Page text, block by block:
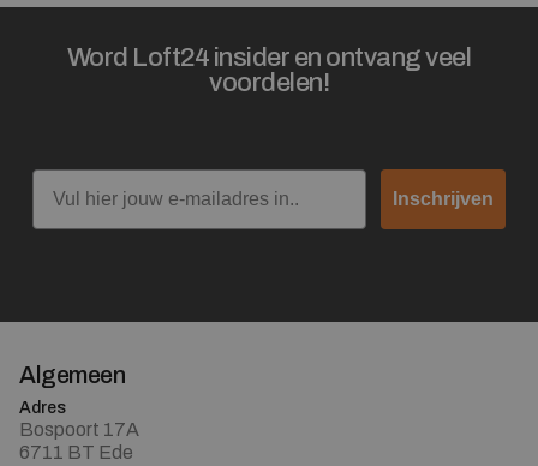
Word Loft24 insider en ontvang veel
voordelen!
Email
Inschrijven
Algemeen
Adres
Bospoort 17A
6711 BT Ede